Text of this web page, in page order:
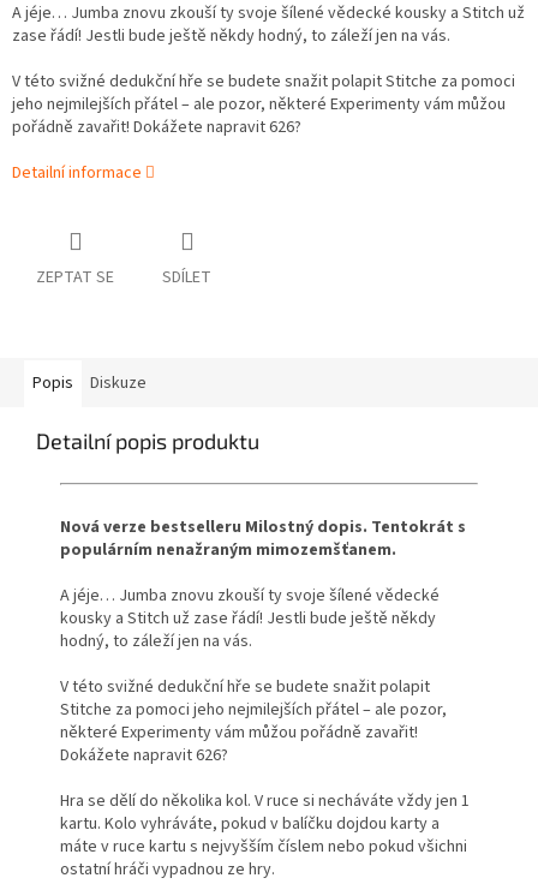
A jéje… Jumba znovu zkouší ty svoje šílené vědecké kousky a Stitch už
zase řádí! Jestli bude ještě někdy hodný, to záleží jen na vás.
V této svižné dedukční hře se budete snažit polapit Stitche za pomoci
jeho nejmilejších přátel – ale pozor, některé Experimenty vám můžou
pořádně zavařit! Dokážete napravit 626?
Detailní informace
ZEPTAT SE SDÍLET
Popis Diskuze
Detailní popis produktu
Nová verze bestselleru Milostný dopis. Tentokrát s
populárním nenažraným mimozemšťanem.
A jéje… Jumba znovu zkouší ty svoje šílené vědecké
kousky a Stitch už zase řádí! Jestli bude ještě někdy
hodný, to záleží jen na vás.
V této svižné dedukční hře se budete snažit polapit
Stitche za pomoci jeho nejmilejších přátel – ale pozor,
některé Experimenty vám můžou pořádně zavařit!
Dokážete napravit 626?
Hra se dělí do několika kol. V ruce si necháváte vždy jen 1
kartu. Kolo vyhráváte, pokud v balíčku dojdou karty a
máte v ruce kartu s nejvyšším číslem nebo pokud všichni
ostatní hráči vypadnou ze hry.